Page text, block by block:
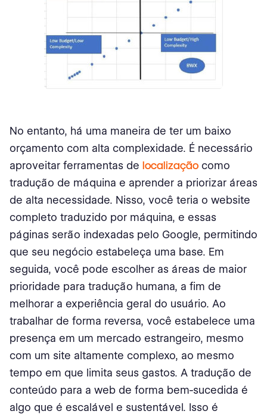
No entanto, há uma maneira de ter um baixo
orçamento com alta complexidade. É necessário
aproveitar ferramentas de localização como
tradução de máquina e aprender a priorizar áreas
de alta necessidade. Nisso, você teria o website
completo traduzido por máquina, e essas
páginas serão indexadas pelo Google, permitindo
que seu negócio estabeleça uma base. Em
seguida, você pode escolher as áreas de maior
prioridade para tradução humana, a fim de
melhorar a experiência geral do usuário. Ao
trabalhar de forma reversa, você estabelece uma
presença em um mercado estrangeiro, mesmo
com um site altamente complexo, ao mesmo
tempo em que limita seus gastos. A tradução de
conteúdo para a web de forma bem-sucedida é
algo que é escalável e sustentável. Isso é